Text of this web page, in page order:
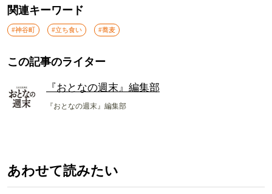
関連キーワード
#神谷町 #立ち食い #蕎麦
この記事のライター
『おとなの週末』編集部
『おとなの週末』編集部
あわせて読みたい